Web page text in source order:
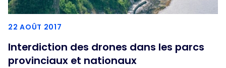
22 AOÛT 2017
Interdiction des drones dans les parcs
provinciaux et nationaux